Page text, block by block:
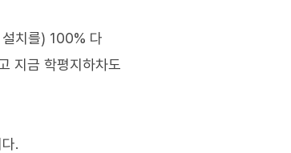
치를) 100% 다
지금 학평지하차도
.